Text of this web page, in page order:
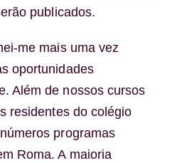
publicados.
me mais uma vez
oportunidades
Além de nossos cursos
residentes do colégio
programas
Roma. A maioria